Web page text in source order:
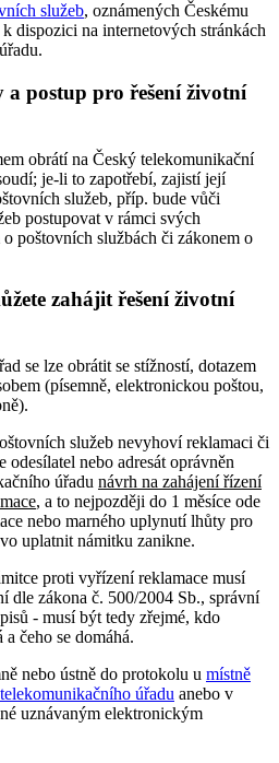
služeb, oznámených Českému
dispozici na internetových stránkách
postup pro řešení životní
obrátí na Český telekomunikační
je-li to zapotřebí, zajistí její
služeb, příp. bude vůči
postupovat v rámci svých
poštovních službách či zákonem o
zahájit řešení životní
se lze obrátit se stížností, dotazem
(písemně, elektronickou poštou,
služeb nevyhoví reklamaci či
nebo adresát oprávněn
úřadu návrh na zahájení řízení
, a to nejpozději do 1 měsíce ode
nebo marného uplynutí lhůty pro
uplatnit námitku zanikne.
proti vyřízení reklamace musí
dle zákona č. 500/2004 Sb., správní
- musí být tedy zřejmé, kdo
čeho se domáhá.
nebo ústně do protokolu u místně
úřadu anebo v
uznávaným elektronickým